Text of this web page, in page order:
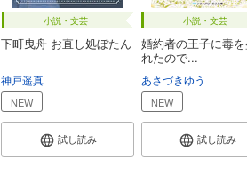
小説・文芸
下町曳舟 お直し処ぼたん
神戸遥真
NEW
試し読み
小説・文芸
婚約者の王子に毒
れたので...
あさづきゆう
NEW
試し読み